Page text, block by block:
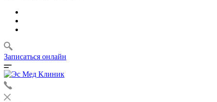
Записаться онлайн